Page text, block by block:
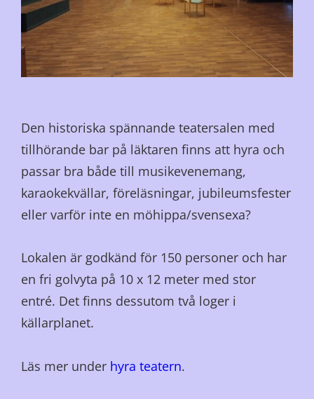
Den historiska spännande teatersalen med
tillhörande bar på läktaren finns att hyra och
passar bra både till musikevenemang,
karaokekvällar, föreläsningar, jubileumsfester
eller varför inte en möhippa/svensexa?
Lokalen är godkänd för 150 personer och har
en fri golvyta på 10 x 12 meter med stor
entré. Det finns dessutom två loger i
källarplanet.
Läs mer under hyra teatern.